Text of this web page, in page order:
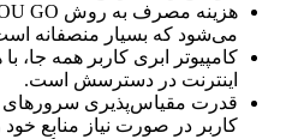
می‌شود که بسیار منصفانه
کامپیوتر ابری کاربر همه جا،
اینترنت در دسترسش است.
قدرت مقیاس‌پذیری
کاربر در صورت نیاز منابع خود